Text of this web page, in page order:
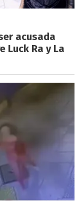
acusada
Luck Ra y La